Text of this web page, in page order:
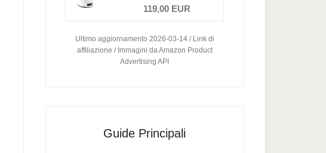
Vaporiera...
119,00 EUR
Ultimo aggiornamento 2026-03-14 / Link di
affiliazione / Immagini da Amazon Product
Advertising API
Guide Principali